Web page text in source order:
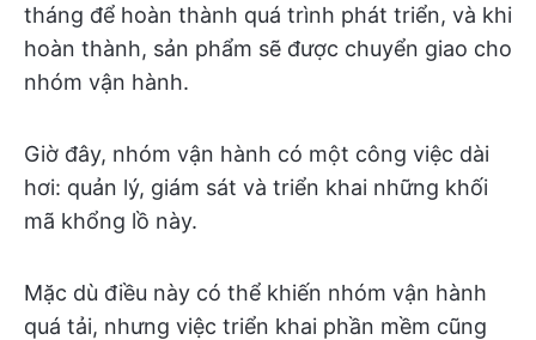
tháng để hoàn thành quá trình phát triển, và khi
hoàn thành, sản phẩm sẽ được chuyển giao cho
nhóm vận hành.
Giờ đây, nhóm vận hành có một công việc dài
hơi: quản lý, giám sát và triển khai những khối
mã khổng lồ này.
Mặc dù điều này có thể khiến nhóm vận hành
quá tải, nhưng việc triển khai phần mềm cũng